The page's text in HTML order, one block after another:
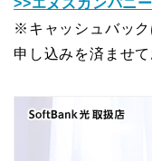
>>エヌズカンパニ
※キャッシュバック
申し込みを済ませて